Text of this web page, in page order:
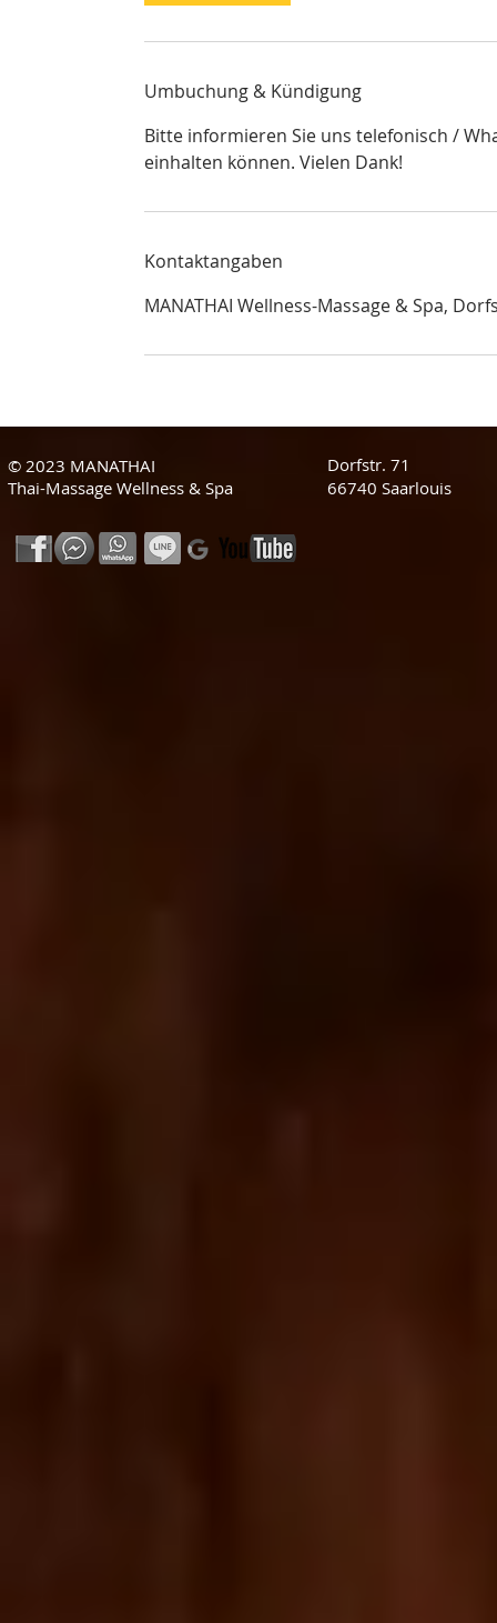
Umbuchung & Kündigung
Bitte informieren Sie uns telefonisch /
einhalten können. Vielen Dank!
Kontaktangaben
MANATHAI Wellness-Massage & Spa,
Dorfstr. 71
66740 Saarlouis
© 2023 MANATHAI
Thai-Massage Wellness & Spa